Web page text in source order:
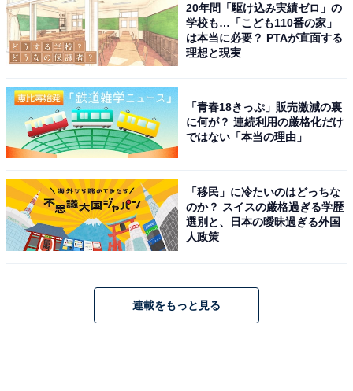
20年間「駆け込み実績ゼロ」の
学校も…「こども110番の家」
は本当に必要？ PTAが直面する
理想と現実
「青春18きっぷ」販売激減の裏
に何が？ 連続利用の厳格化だけ
ではない「本当の理由」
「移民」に冷たいのはどっちな
のか？ スイスの厳格過ぎる学歴
選別と、日本の曖昧過ぎる外国
人政策
連載をもっと見る